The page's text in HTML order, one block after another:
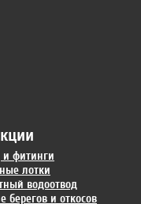
фитинги
лотки
водоотвод
берегов и откосов